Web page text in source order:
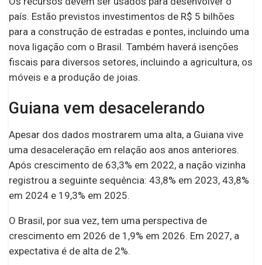
país. Estão previstos investimentos de R$ 5 bilhões
para a construção de estradas e pontes, incluindo uma
nova ligação com o Brasil. Também haverá isenções
fiscais para diversos setores, incluindo a agricultura, os
móveis e a produção de joias.
Guiana vem desacelerando
Apesar dos dados mostrarem uma alta, a Guiana vive
uma desaceleração em relação aos anos anteriores.
Após crescimento de 63,3% em 2022, a nação vizinha
registrou a seguinte sequência: 43,8% em 2023, 43,8%
em 2024 e 19,3% em 2025.
O Brasil, por sua vez, tem uma perspectiva de
crescimento em 2026 de 1,9% em 2026. Em 2027, a
expectativa é de alta de 2%.